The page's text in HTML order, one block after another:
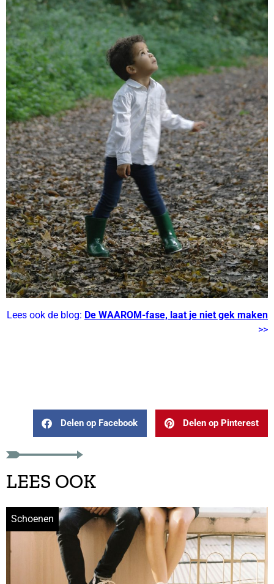
Lees ook de blog: De WAAROM-fase, laat je niet gek maken
>>
Delen op Facebook Delen op Pinterest
LEES OOK
Schoenen